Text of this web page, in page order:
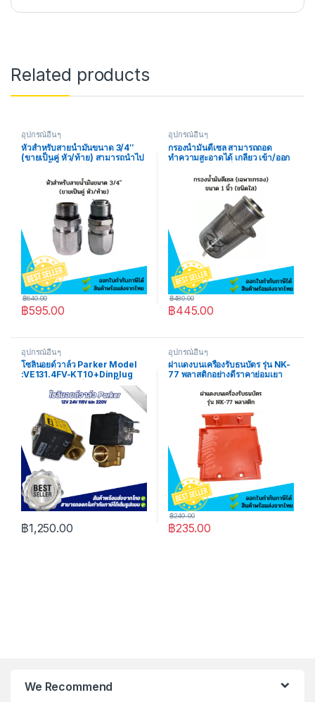
Related products
อุปกรณ์อื่นๆ
หัวสำหรับสายน้ำมันขนาด 3/4″
(ขายเป็นคู่ หัว/ท้าย) สามารถนำไป
฿595.00
฿640.00
อุปกรณ์อื่นๆ
กรองน้ำมันดีเซล สามารถถอด
ทำความสะอาดได้ เกลียว เข้า/ออก
฿445.00
฿480.00
อุปกรณ์อื่นๆ
โซลินอยด์วาล์ว Parker Model
:VE131.4FV-KT10+Dinplug
12V และ 220V ใช้กับ : ตู้น้ำมัน
หยอดเหรียญ
฿1,250.00
อุปกรณ์อื่นๆ
ฝาเเดงบนเครื่องรับธนบัตร รุ่น NK-
77 พลาสติกอย่างดีราคาย่อมเยา
฿235.00
฿249.00
We Recommend